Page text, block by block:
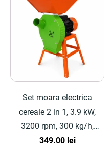
Set moara electrica
cereale 2 in 1, 3.9 kW,
3200 rpm, 300 kg/h,
include suport universal -
349.00 lei